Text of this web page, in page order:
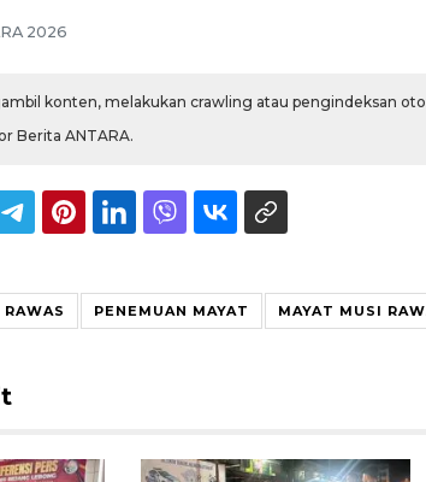
2026
konten, melakukan crawling atau pengindeksan
Berita ANTARA.
PENEMUAN MAYAT MAYAT MUSI